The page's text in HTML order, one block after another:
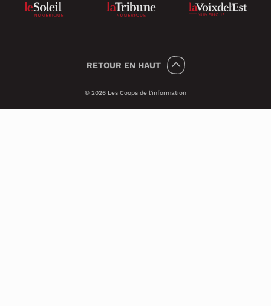
RETOUR EN HAUT
© 2026 Les Coops de l'information